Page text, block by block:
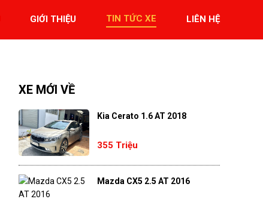
GIỚI THIỆU TIN TỨC XE LIÊN HỆ
XE MỚI VỀ
Kia Cerato 1.6 AT 2018
355 Triệu
Mazda CX5 2.5 AT 2016